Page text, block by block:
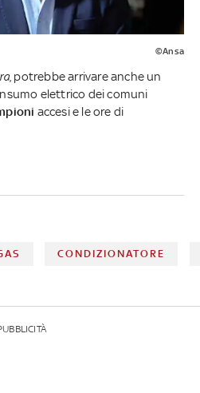
©Ansa
, potrebbe arrivare anche un
elettrico dei comuni
accesi e le ore di
CONDIZIONATORE